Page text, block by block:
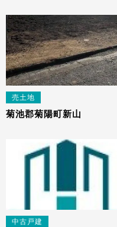
売土地
菊池郡菊陽町新山
中古戸建